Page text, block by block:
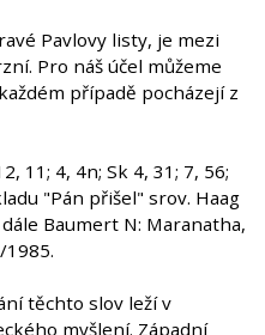
Pavlovy listy, je mezi
Pro náš účel můžeme
případě pocházejí z
11; 4, 4n; Sk 4, 31; 7, 56;
"Pán přišel" srov. Haag
Baumert N: Maranatha,
těchto slov leží v
myšlení. Západní